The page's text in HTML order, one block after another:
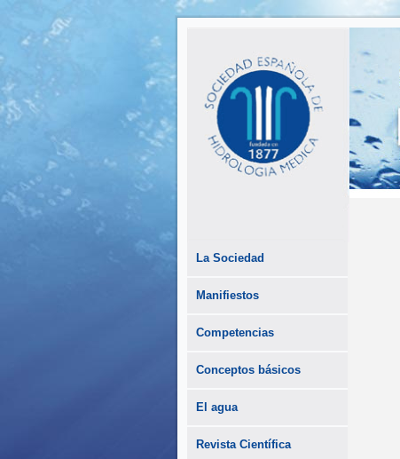
La Sociedad
Manifiestos
Competencias
Conceptos básicos
El agua
Revista Científica